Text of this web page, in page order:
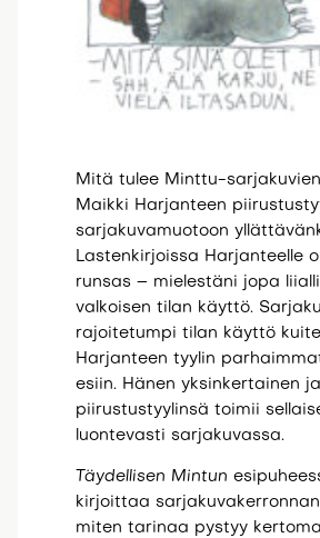
Mitä tulee Minttu-sarjakuvien
Maikki Harjanteen
sarjakuvamuotoon
Lastenkirjoissa Harjanteelle
runsas – mielestäni jopa
valkoisen tilan käyttö.
rajoitetumpi tilan käyttö
Harjanteen tyylin
esiin. Hänen yksinkertainen
piirustustyylinsä toimii
luontevasti sarjakuvassa.
Täydellisen Mintun
kirjoittaa
miten tarinaa pystyy